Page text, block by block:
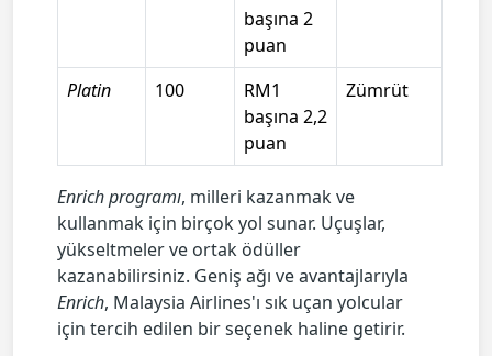
başına 2
puan
Platin 100
RM1
başına 2,2
puan
Zümrüt
Enrich programı, milleri kazanmak ve
kullanmak için birçok yol sunar. Uçuşlar,
yükseltmeler ve ortak ödüller
kazanabilirsiniz. Geniş ağı ve avantajlarıyla
Enrich, Malaysia Airlines'ı sık uçan yolcular
için tercih edilen bir seçenek haline getirir.